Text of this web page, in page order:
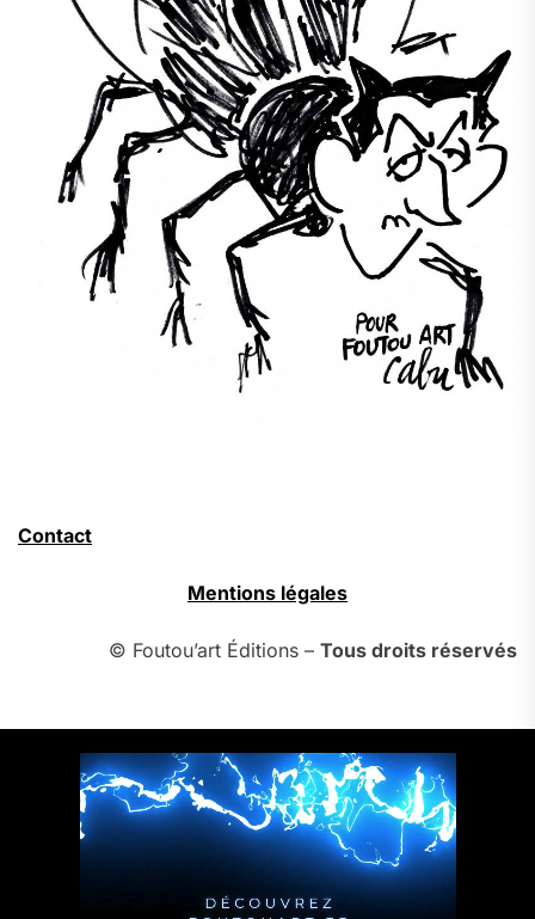
Contact
Mentions légales
© Foutou’art Éditions – Tous droits réservés